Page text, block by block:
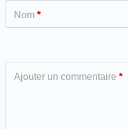
Nom *
Ajouter un commentaire *